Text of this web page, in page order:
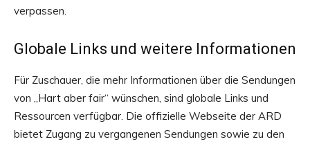
verpassen.
Globale Links und weitere Informationen
Für Zuschauer, die mehr Informationen über die Sendungen
von „Hart aber fair“ wünschen, sind globale Links und
Ressourcen verfügbar. Die offizielle Webseite der ARD
bietet Zugang zu vergangenen Sendungen sowie zu den